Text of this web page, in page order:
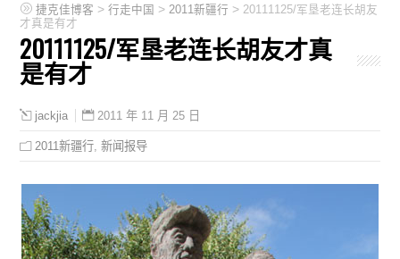
捷克佳博客 >行走中国 > 2011新疆行 > 20111125/军垦老连长胡友
才真是有才
20111125/军垦老连长胡友才真
是有才
jackjia 2011 年 11 月 25 日
2011新疆行 ,新闻报导